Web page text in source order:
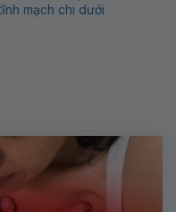
mạch chi dưới